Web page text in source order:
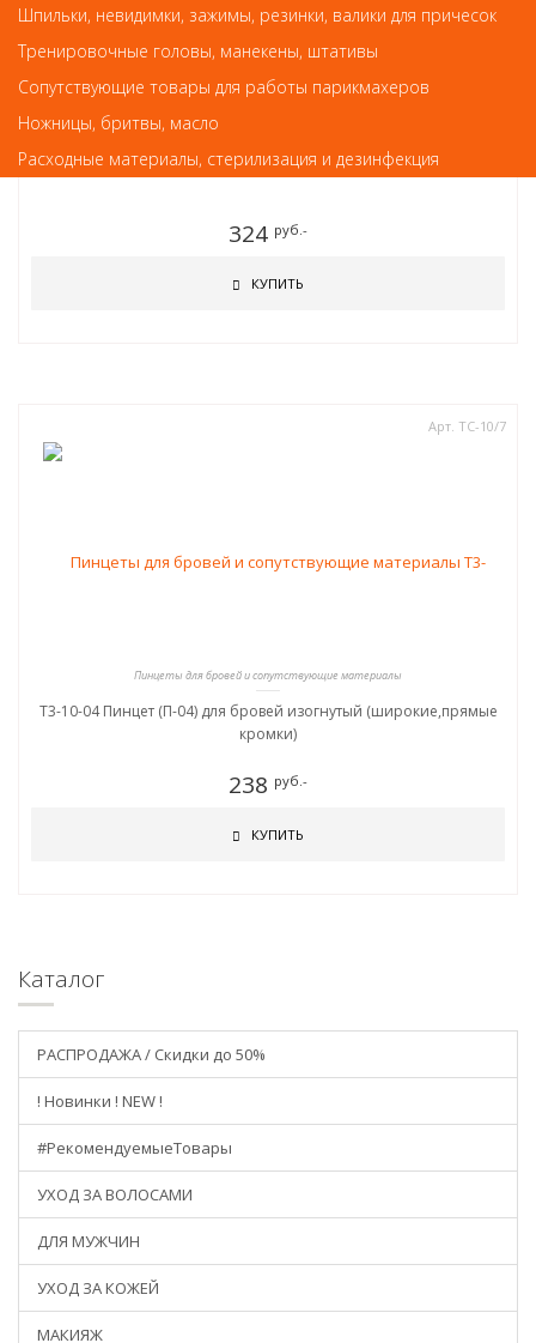
Пинцеты для бровей и сопутствующие материалы
Пинцет цветной BCT-102
324 руб.-
КУПИТЬ
Арт. TC-10/7
Пинцеты для бровей и сопутствующие материалы
T3-10-04 Пинцет (П-04) для бровей изогнутый (широкие,прямые
кромки)
238 руб.-
КУПИТЬ
Каталог
РАСПРОДАЖА / Скидки до 50%
! Новинки ! NEW !
#РекомендуемыеТовары
УХОД ЗА ВОЛОСАМИ
ДЛЯ МУЖЧИН
УХОД ЗА КОЖЕЙ
МАКИЯЖ
Шпильки, невидимки, зажимы, резинки, валики для причесок
Тренировочные головы, манекены, штативы
Сопутствующие товары для работы парикмахеров
Ножницы, бритвы, масло
Расходные материалы, стерилизация и дезинфекция